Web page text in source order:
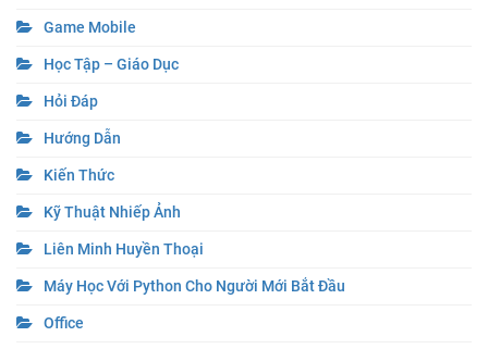
Game Mobile
Học Tập – Giáo Dục
Hỏi Đáp
Hướng Dẫn
Kiến Thức
Kỹ Thuật Nhiếp Ảnh
Liên Minh Huyền Thoại
Máy Học Với Python Cho Người Mới Bắt Đầu
Office